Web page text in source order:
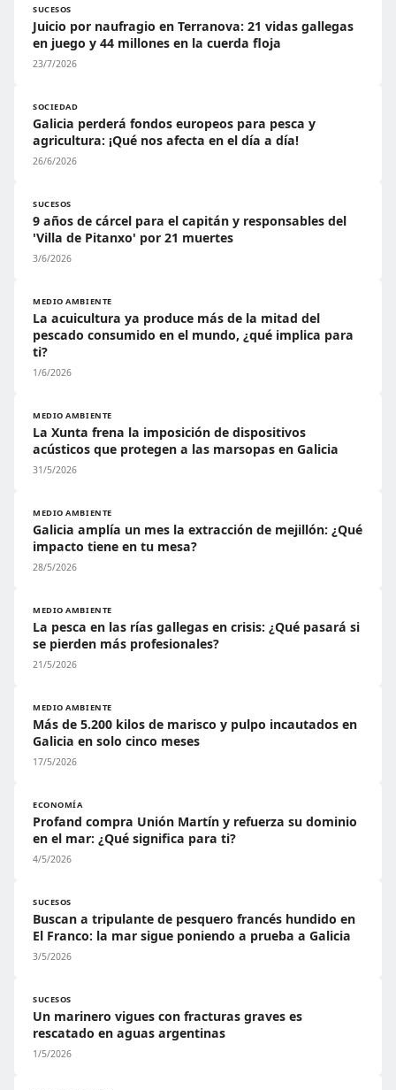
SUCESOS
Juicio por naufragio en Terranova: 21 vidas gallegas
en juego y 44 millones en la cuerda floja
23/7/2026
SOCIEDAD
Galicia perderá fondos europeos para pesca y
agricultura: ¡Qué nos afecta en el día a día!
26/6/2026
SUCESOS
9 años de cárcel para el capitán y responsables del
'Villa de Pitanxo' por 21 muertes
3/6/2026
MEDIO AMBIENTE
La acuicultura ya produce más de la mitad del
pescado consumido en el mundo, ¿qué implica para
ti?
1/6/2026
MEDIO AMBIENTE
La Xunta frena la imposición de dispositivos
acústicos que protegen a las marsopas en Galicia
31/5/2026
MEDIO AMBIENTE
Galicia amplía un mes la extracción de mejillón: ¿Qué
impacto tiene en tu mesa?
28/5/2026
MEDIO AMBIENTE
La pesca en las rías gallegas en crisis: ¿Qué pasará si
se pierden más profesionales?
21/5/2026
MEDIO AMBIENTE
Más de 5.200 kilos de marisco y pulpo incautados en
Galicia en solo cinco meses
17/5/2026
ECONOMÍA
Profand compra Unión Martín y refuerza su dominio
en el mar: ¿Qué significa para ti?
4/5/2026
SUCESOS
Buscan a tripulante de pesquero francés hundido en
El Franco: la mar sigue poniendo a prueba a Galicia
3/5/2026
SUCESOS
Un marinero vigues con fracturas graves es
rescatado en aguas argentinas
1/5/2026